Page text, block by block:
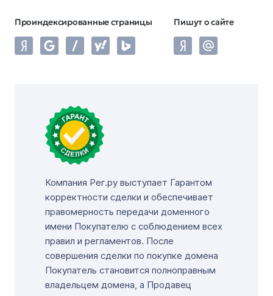
Проиндексированные страницы Пишут о сайте
Компания Рег.ру выступает Гарантом
корректности сделки и обеспечивает
правомерность передачи доменного
имени Покупателю с соблюдением всех
правил и регламентов. После
совершения сделки по покупке домена
Покупатель становится полноправным
владельцем домена, а Продавец